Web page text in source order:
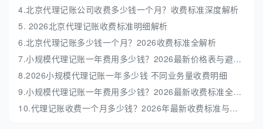
4.北京代理记账公司收费多少钱一个月？收费标准深度解析
5. 2026北京代理记账收费标准明细解析
6.北京代理记账多少钱一个月？2026收费标准全解析
7.小规模代理记账一年费用多少钱？2026最新价格表与避坑指南
8.2026小规模代理记账一年多少钱 不同业务量收费明细
9.小规模代理记账一年费用多少钱？2026最新收费标准全解析
10.代理记账收费一个月多少钱？2026年最新收费标准与避坑指南